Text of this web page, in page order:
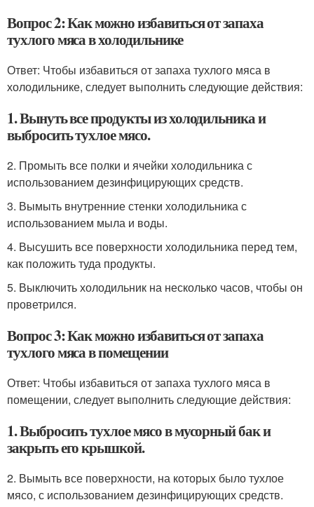
Вопрос 2: Как можно избавиться от запаха
тухлого мяса в холодильнике
Ответ: Чтобы избавиться от запаха тухлого мяса в
холодильнике, следует выполнить следующие действия:
1. Вынуть все продукты из холодильника и
выбросить тухлое мясо.
2. Промыть все полки и ячейки холодильника с
использованием дезинфицирующих средств.
3. Вымыть внутренние стенки холодильника с
использованием мыла и воды.
4. Высушить все поверхности холодильника перед тем,
как положить туда продукты.
5. Выключить холодильник на несколько часов, чтобы он
проветрился.
Вопрос 3: Как можно избавиться от запаха
тухлого мяса в помещении
Ответ: Чтобы избавиться от запаха тухлого мяса в
помещении, следует выполнить следующие действия:
1. Выбросить тухлое мясо в мусорный бак и
закрыть его крышкой.
2. Вымыть все поверхности, на которых было тухлое
мясо, с использованием дезинфицирующих средств.